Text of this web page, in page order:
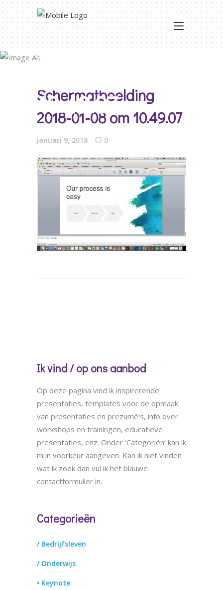
2018-01-08 om
10.49.07
Schermafbeelding
2018-01-08 om 10.49.07
januari 9, 2018 0
Ik vind / op ons aanbod
Op deze pagina vind ik inspirerende
presentaties, templates voor de opmaak
van presentaties en prezumé’s, info over
workshops en trainingen, educatieve
presentaties, enz. Onder ‘Categoriën’ kan ik
mijn voorkeur aangeven. Kan ik niet vinden
wat ik zoek dan vul ik het blauwe
contactformulier in.
Categorieën
/ Bedrijfsleven
/ Onderwijs
• Keynote